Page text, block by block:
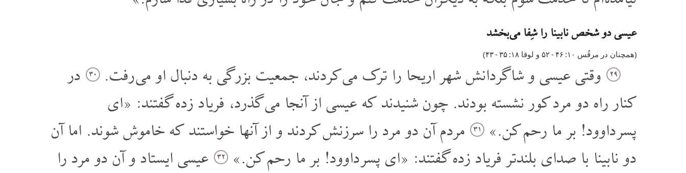
عیسی دو شخص نابینا را شِفا می بخشد
(همچنان در مرقُس ۱۰: ۴۶‏ - ۵٢ و لوقا ۱۸: ٣۵‏ - ۴٣)
۲۹ وقتی عیسی و شاگردانش شهر اریحا را ترک می کردند، جمعیت بزرگی به دنبال او می رفت. ۳۰
در
کنار راه دو مرد کور نشسته بودند. چون شنیدند که عیسی از آنجا می گذرد، فریاد زده گفتند: «ای
پسر داوود! بر ما رحم کن.»
۳۱
مردم آن دو مرد را سرزنش کردند و از آنها خواستند که خاموش شوند. اما آن
دو نابینا با صدای بلندتر فریاد زده گفتند: «ای پسر داوود! بر ما رحم کن.»
۳۲
عیسی ایستاد و آن دو مرد را